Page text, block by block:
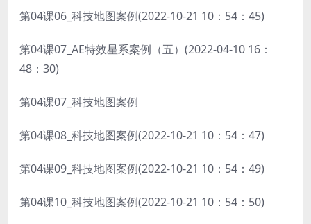
第04课06_科技地图案例(2022-10-21 10：54：45)
第04课07_AE特效星系案例（五）(2022-04-10 16：
48：30)
第04课07_科技地图案例
第04课08_科技地图案例(2022-10-21 10：54：47)
第04课09_科技地图案例(2022-10-21 10：54：49)
第04课10_科技地图案例(2022-10-21 10：54：50)